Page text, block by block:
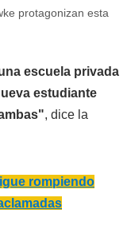
protagonizan esta
escuela privada
estudiante
, dice la
rompiendo